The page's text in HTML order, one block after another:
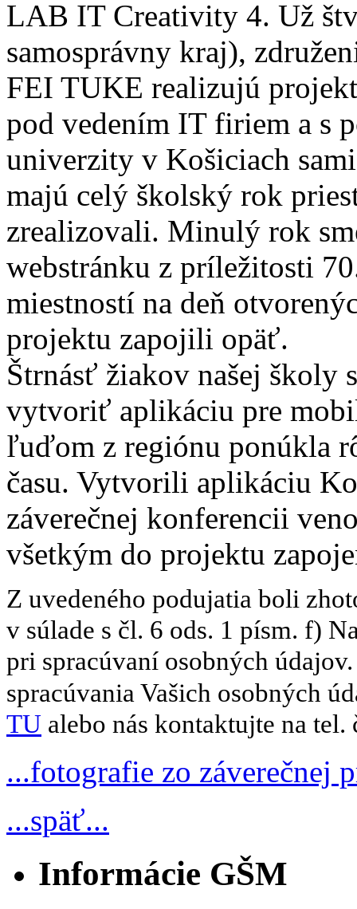
LAB IT Creativity 4. Už
samosprávny kraj),
FEI TUKE realizujú
pod vedením IT firiem a s
univerzity v Košiciach
majú celý školský rok
zrealizovali. Minulý rok
webstránku z príležitosti
miestností na deň
projektu zapojili opäť.
Štrnásť žiakov našej školy
vytvoriť aplikáciu pre
ľuďom z regiónu ponúkla
času. Vytvorili aplikáciu
záverečnej konferencii
všetkým do projektu
Z uvedeného podujatia boli
v súlade s čl. 6 ods. 1 písm. f)
pri spracúvaní osobných
spracúvania Vašich osobných
TU alebo nás kontaktujte na tel.
...fotografie zo záverečnej
...späť...
Informácie GŠM